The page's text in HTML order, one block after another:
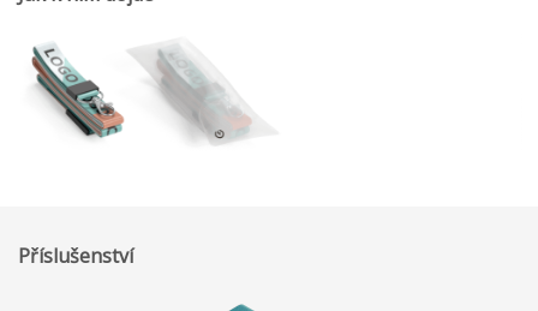
Příslušenství